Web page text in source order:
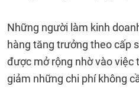
Những người làm kinh
hàng tăng trưởng theo cấp
được mở rộng nhờ vào việc
giảm những chi phí không